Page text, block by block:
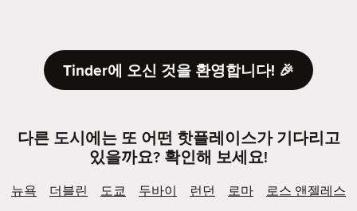
Tinder에 오신 것을 환영합니다! 🎉
다른 도시에는 또 어떤 핫플레이스가 기다리고
있을까요? 확인해 보세요!
뉴욕 더블린 도쿄 두바이 런던 로마
로스 앤젤레스